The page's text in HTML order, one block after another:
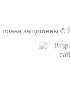
права защищены ©